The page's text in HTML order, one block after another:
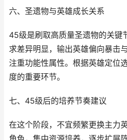
六、圣遗物与英雄成长关系
45级是刷取高质量圣遗物的关键
求差异明显，输出英雄偏向暴击
注重功能性属性。根据英雄定位
度的重要环节。
七、45级后的培养节奏建议
在这个阶段，不宜频繁更换主力